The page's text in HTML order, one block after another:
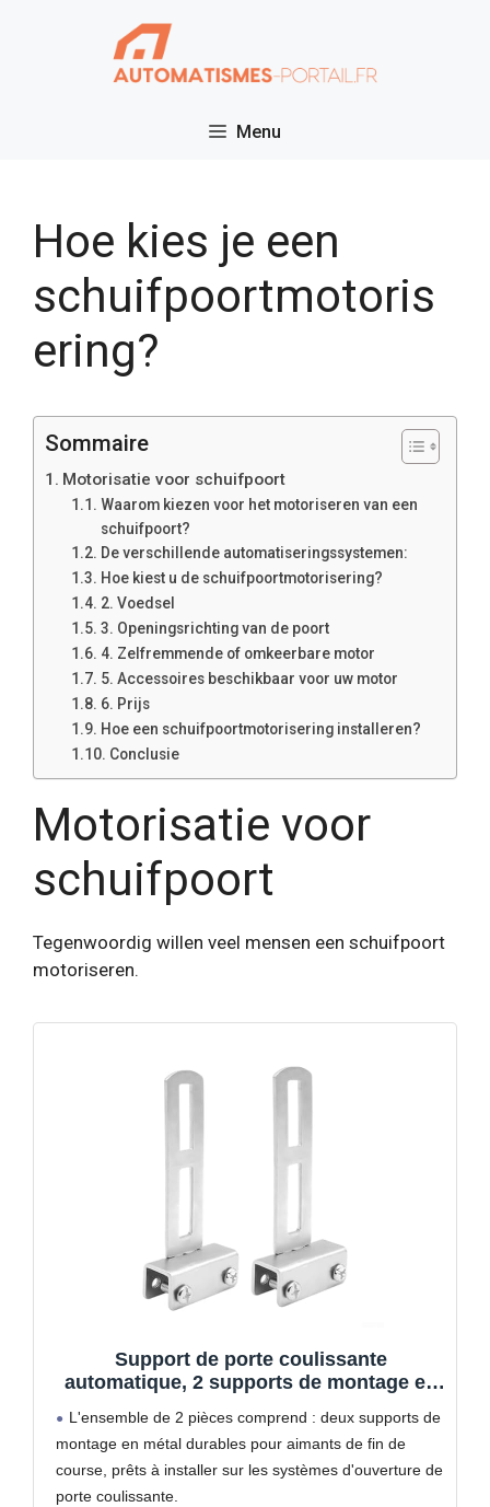
Menu
Hoe kies je een
schuifpoortmotoris
ering?
Sommaire
Motorisatie voor schuifpoort
Waarom kiezen voor het motoriseren van een
schuifpoort?
De verschillende automatiseringssystemen:
Hoe kiest u de schuifpoortmotorisering?
2. Voedsel
3. Openingsrichting van de poort
4. Zelfremmende of omkeerbare motor
5. Accessoires beschikbaar voor uw motor
6. Prijs
Hoe een schuifpoortmotorisering installeren?
Conclusie
Motorisatie voor
schuifpoort
Tegenwoordig willen veel mensen een schuifpoort
motoriseren.
Support de porte coulissante
automatique, 2 supports de montage en
design carré pour ouvre-porte
coulissante automatique, stabilité
améliorée
L'ensemble de 2 pièces comprend : deux supports de
montage en métal durables pour aimants de fin de
course, prêts à installer sur les systèmes d'ouverture de
porte coulissante.